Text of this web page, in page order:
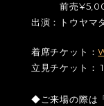
前売¥5,000
出演：トウヤマ
着席チケット：
立見チケット：
◆ご来場の際は